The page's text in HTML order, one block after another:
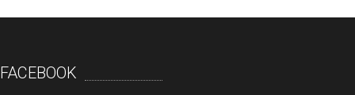
FACEBOOK